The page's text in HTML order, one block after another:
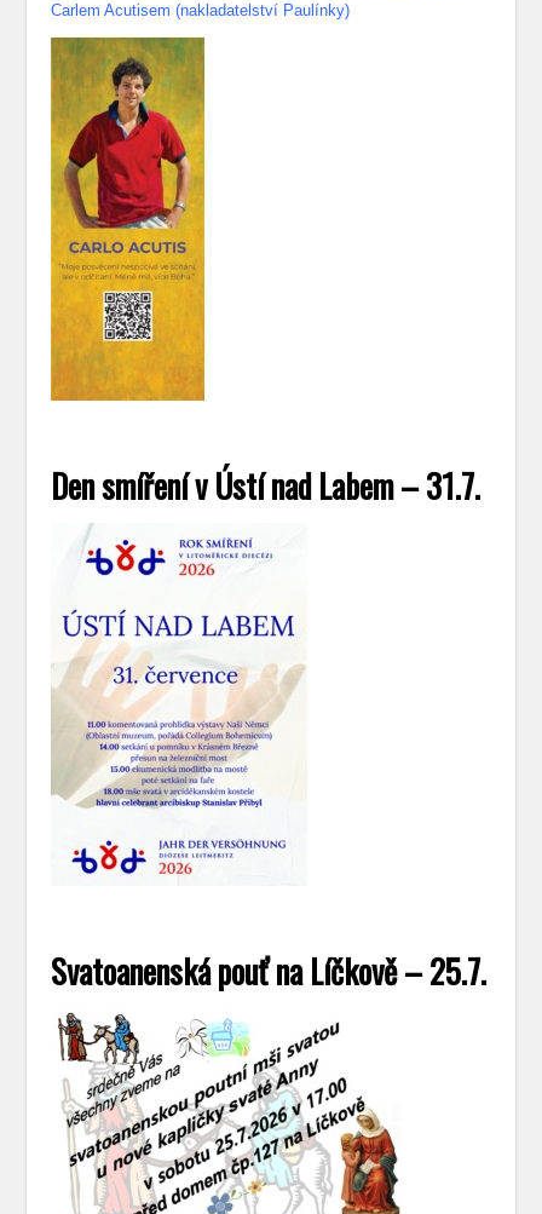
Carlem Acutisem (nakladatelství Paulínky)
Den smíření v Ústí nad Labem – 31.7.
Svatoanenská pouť na Líčkově – 25.7.